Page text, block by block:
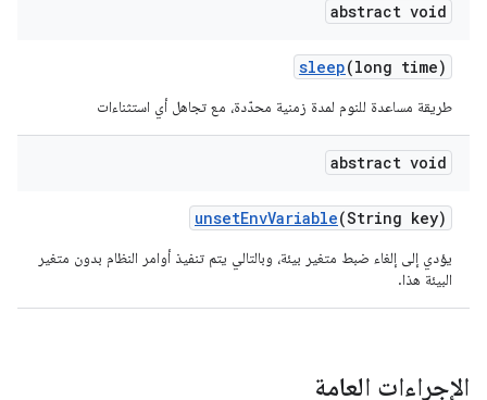
abstract void
sleep(long time)
طريقة مساعدة للنوم لمدة زمنية محدّدة، مع تجاهل أي استثناءات
abstract void
unsetEnvVariable(String key)
يؤدي إلى إلغاء ضبط متغير بيئة، وبالتالي يتم تنفيذ أوامر النظام بدون متغير
البيئة هذا.
الإجراءات العامة